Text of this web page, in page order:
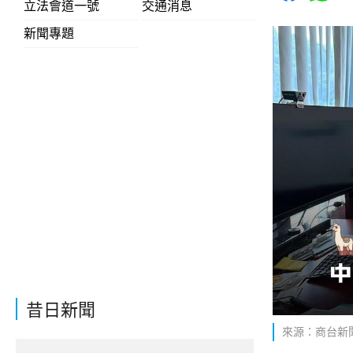
立法會道一號
交通消息
新聞專題
昔日新聞
來源：商台新